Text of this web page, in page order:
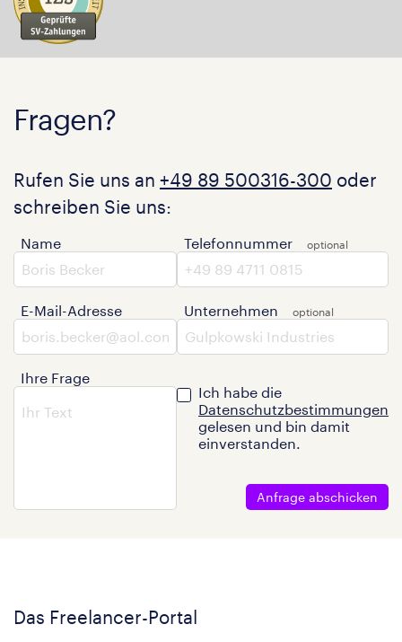
Fragen?
Rufen Sie uns an +49 89 500316-300 oder
schreiben Sie uns:
Name
E-Mail-Adresse
Ihre Frage
Telefonnummer
Unternehmen
Ich habe die
Datenschutzbestimmungen
gelesen und bin damit
einverstanden.
Anfrage abschicken
Das Freelancer-Portal